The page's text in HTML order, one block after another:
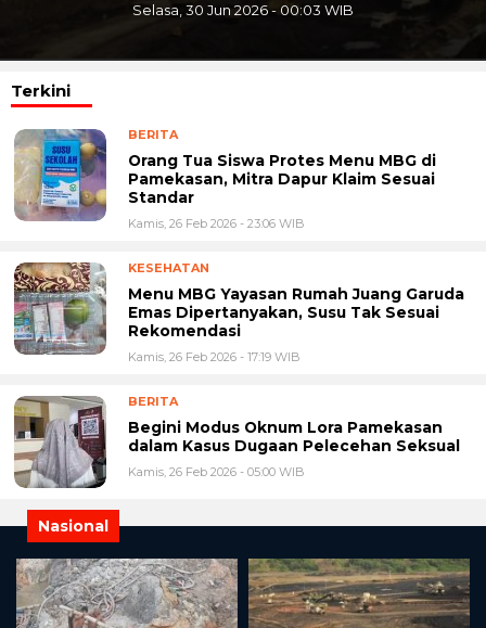
Minggu, 12 Apr 2026 -
Terkini
BERITA
Orang Tua Siswa Protes Menu MBG di
Pamekasan, Mitra Dapur Klaim Sesuai
Standar ‎
Kamis, 26 Feb 2026 - 23:06 WIB
KESEHATAN
Menu MBG Yayasan Rumah Juang Garuda
Emas Dipertanyakan, Susu Tak Sesuai
Rekomendasi
Kamis, 26 Feb 2026 - 17:19 WIB
BERITA
Begini Modus Oknum Lora Pamekasan
dalam Kasus Dugaan Pelecehan Seksual
Kamis, 26 Feb 2026 - 05:00 WIB
Nasional